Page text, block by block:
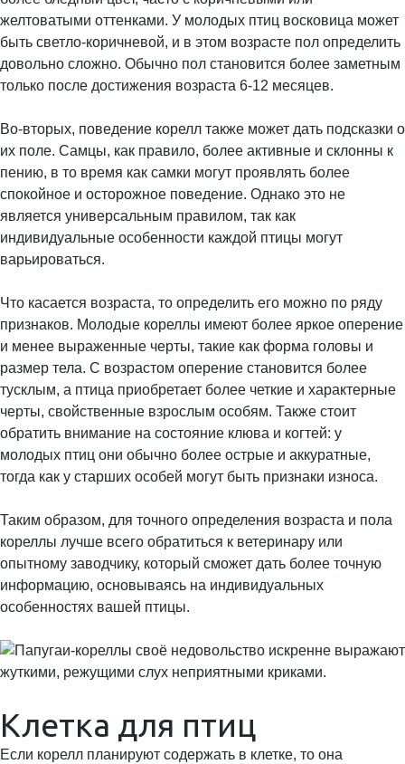
желтоватыми оттенками. У молодых птиц восковица может
быть светло-коричневой, и в этом возрасте пол определить
довольно сложно. Обычно пол становится более заметным
только после достижения возраста 6-12 месяцев.
Во-вторых, поведение корелл также может дать подсказки о
их поле. Самцы, как правило, более активные и склонны к
пению, в то время как самки могут проявлять более
спокойное и осторожное поведение. Однако это не
является универсальным правилом, так как
индивидуальные особенности каждой птицы могут
варьироваться.
Что касается возраста, то определить его можно по ряду
признаков. Молодые кореллы имеют более яркое оперение
и менее выраженные черты, такие как форма головы и
размер тела. С возрастом оперение становится более
тусклым, а птица приобретает более четкие и характерные
черты, свойственные взрослым особям. Также стоит
обратить внимание на состояние клюва и когтей: у
молодых птиц они обычно более острые и аккуратные,
тогда как у старших особей могут быть признаки износа.
Таким образом, для точного определения возраста и пола
кореллы лучше всего обратиться к ветеринару или
опытному заводчику, который сможет дать более точную
информацию, основываясь на индивидуальных
особенностях вашей птицы.
Клетка для птиц
Если корелл планируют содержать в клетке, то она